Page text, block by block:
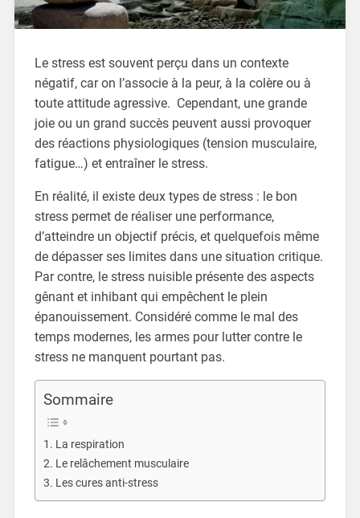
Le stress est souvent perçu dans un contexte
négatif, car on l’associe à la peur, à la colère ou à
toute attitude agressive. Cependant, une grande
joie ou un grand succès peuvent aussi provoquer
des réactions physiologiques (tension musculaire,
fatigue…) et entraîner le stress.
En réalité, il existe deux types de stress : le bon
stress permet de réaliser une performance,
d’atteindre un objectif précis, et quelquefois même
de dépasser ses limites dans une situation critique.
Par contre, le stress nuisible présente des aspects
gênant et inhibant qui empêchent le plein
épanouissement. Considéré comme le mal des
temps modernes, les armes pour lutter contre le
stress ne manquent pourtant pas.
Sommaire
La respiration
Le relâchement musculaire
Les cures anti-stress